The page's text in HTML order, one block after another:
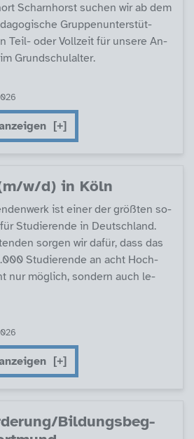
Scharn­horst su­chen wir ab dem
Grup­pen­un­ter­stüt­
Teil- oder Voll­zeit für un­se­re An­
Grund­schulal­ter.
w/d) in Köln
ist ei­ner der größ­ten so­
Stu­die­ren­de in Deut­sch­land.
sor­gen wir da­für, dass das
Stu­die­ren­de an acht Hoch­
nur mög­lich, son­dern auch le­
Bil­dungs­be­g­